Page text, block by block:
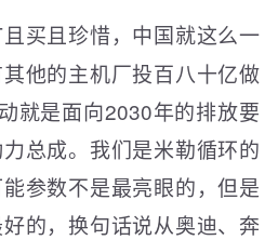
买且珍惜，中国就这么一
他的主机厂投百八十亿做
就是面向2030年的排放要
总成。我们是米勒循环的
参数不是最亮眼的，但是
的，换句话说从奥迪、奔